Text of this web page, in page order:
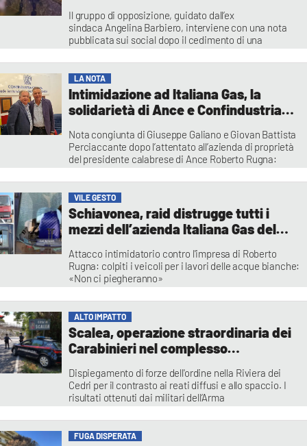
sull'incidente»
Il gruppo di opposizione, guidato dall’ex
sindaca Angelina Barbiero, interviene con una nota
pubblicata sui social dopo il cedimento di una
della Neve. Espressa vicinanza ai feriti, la richiesta
è di fare piena luce sull'accaduto e di accertare
eventuali responsabilità
Francesca Lagatta
LA NOTA
Intimidazione ad Italiana Gas, la
solidarietà di Ance e Confindustria
guardia»
Nota congiunta di Giuseppe Galiano e Giovan Battista
Perciaccante dopo l’attentato all’azienda di proprietà
del presidente calabrese di Ance Roberto Rugna:
organizzata nei confronti delle attività economiche»
Redazione
VILE GESTO
Schiavonea, raid distrugge tutti i
mezzi dell’azienda Italiana Gas del
Attacco intimidatorio contro l'impresa di Roberto
Rugna: colpiti i veicoli per i lavori delle acque bianche:
«Non ci piegheranno»
ALTO IMPATTO
Scalea, operazione straordinaria dei
Carabinieri nel complesso
Dispiegamento di forze dell'ordine nella Riviera dei
Cedri per il contrasto ai reati diffusi e allo spaccio. I
risultati ottenuti dai militari dell’Arma
FUGA DISPERATA